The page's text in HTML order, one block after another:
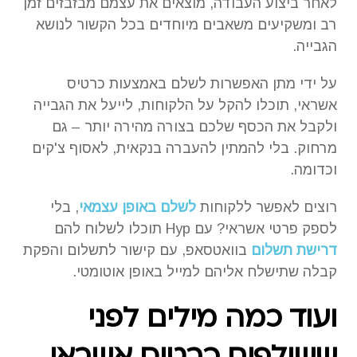
רב ומשקיעים משאבים מיוחדים בכל הקשור לנושא
הגבייה.
על ידי מתן האפשרות לשלם באמצעות כרטיס
אשראי, תוכלו להקל על הלקוחות, לייעל את הגבייה
ולקבל את הכסף שלכם בצורה מהירה יותר – גם
מרחוק. בלי להמתין להעברה בנקאית, לאסוף צ'קים
וכדומה.
רוצים לאפשר ללקוחות לשלם באופן עצמאי, בלי
לספק פרטי אשראי? עם Hyp תוכלו לשלוח להם
דרישת תשלום בוואטסאפ, עם קישור לתשלום והפקת
קבלה שתישלח אליהם למייל באופן אוטומטי.
ועוד כמה מילים לפני